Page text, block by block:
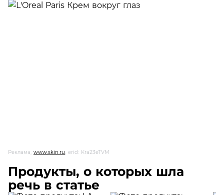
Реклама, www.skin.ru, erid: Kra23eTVM
Продукты, о которых шла
речь в статье